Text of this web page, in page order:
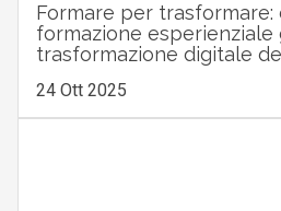
Formare per trasformare:
formazione esperienziale
trasformazione digitale
24 Ott 2025